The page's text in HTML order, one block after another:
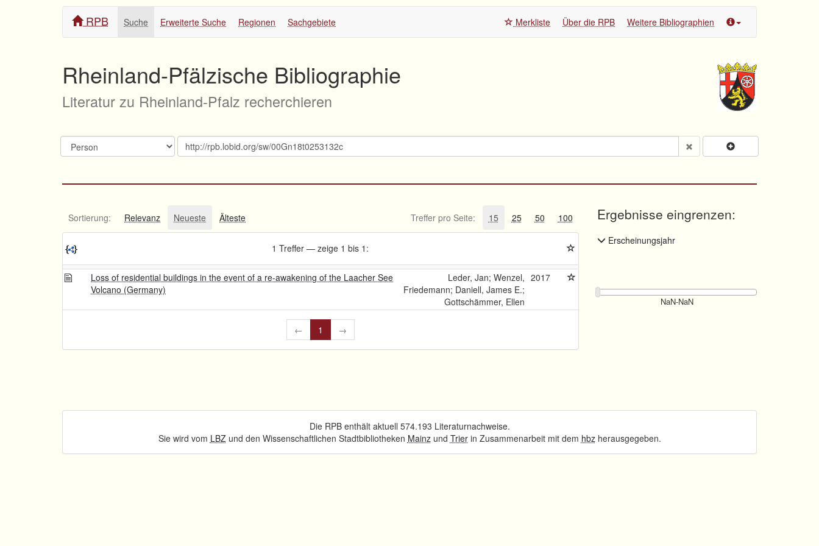
RPB Suche Erweiterte Suche Regionen Sachgebiete Merkliste Über die RPB Weitere Bibliographien
Rheinland-Pfälzische Bibliographie
Literatur zu Rheinland-Pfalz recherchieren
Sortierung: Relevanz Neueste Älteste Treffer pro Seite: 15 25 50 100
1 Treffer — zeige 1 bis 1:
Loss of residential buildings in the event of a re-awakening of the Laacher See
Volcano (Germany)
Leder, Jan; Wenzel,
Friedemann; Daniell, James E.;
Gottschämmer, Ellen
2017
← 1 →
Ergebnisse eingrenzen:
Erscheinungsjahr
Die RPB enthält aktuell 574.193 Literaturnachweise.
Sie wird vom LBZund den Wissenschaftlichen Stadtbibliotheken Mainzund Trierin Zusammenarbeit mit dem hbzherausgegeben.